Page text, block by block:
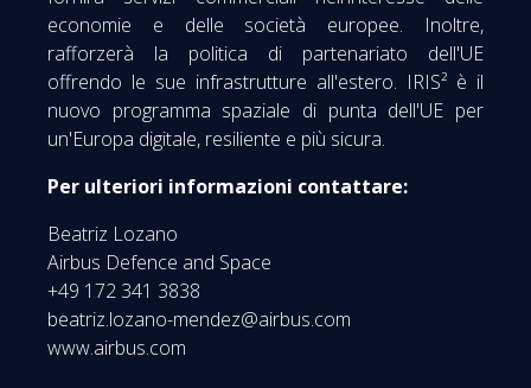
economie e delle società europee. Inoltre,
rafforzerà la politica di partenariato dell'UE
offrendo le sue infrastrutture all'estero. IRIS² è il
nuovo programma spaziale di punta dell'UE per
un'Europa digitale, resiliente e più sicura.
Per ulteriori informazioni contattare:
Beatriz Lozano
Airbus Defence and Space
+49 172 341 3838
beatriz.lozano-mendez@airbus.com
www.airbus.com